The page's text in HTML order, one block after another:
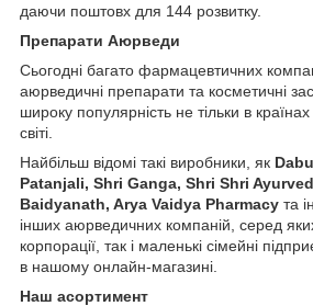
даючи поштовх для 144 розвитку.
Препарати Аюрведи
Сьогодні багато фармацевтичних
аюрведичні препарати та косметичні
широку популярність не тільки в
світі.
Найбільш відомі такі виробники, як
Patanjali, Shri Ganga, Shri Shri
Baidyanath, Arya Vaidya Pharmacy та
інших аюрведичних компаній, серед
корпорації, так і маленькі сімейні
в нашому онлайн-магазині.
Наш асортимент